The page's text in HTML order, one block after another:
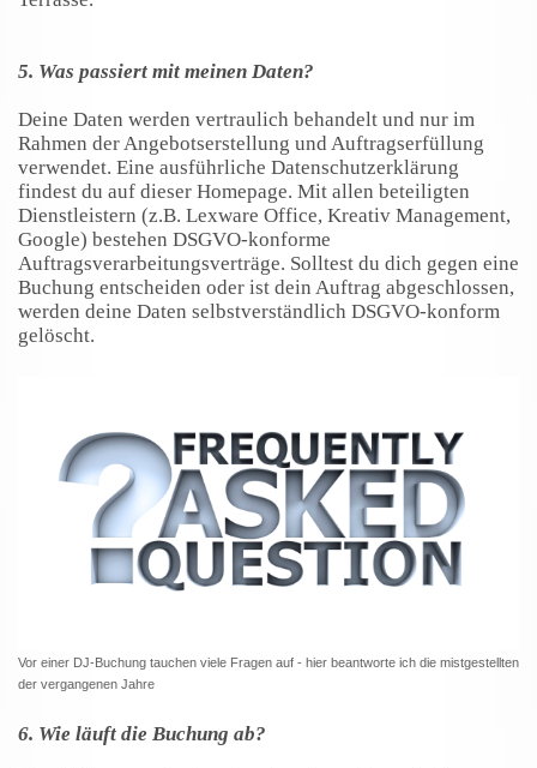
5. Was passiert mit meinen Daten?
Deine Daten werden vertraulich behandelt und nur im
Rahmen der Angebotserstellung und Auftragserfüllung
verwendet. Eine ausführliche Datenschutzerklärung
findest du auf dieser Homepage. Mit allen beteiligten
Dienstleistern (z.B. Lexware Office, Kreativ Management,
Google) bestehen DSGVO-konforme
Auftragsverarbeitungsverträge. Solltest du dich gegen eine
Buchung entscheiden oder ist dein Auftrag abgeschlossen,
werden deine Daten selbstverständlich DSGVO-konform
gelöscht.
Vor einer DJ-Buchung tauchen viele Fragen auf - hier beantworte ich die mistgestellten
der vergangenen Jahre
6. Wie läuft die Buchung ab?